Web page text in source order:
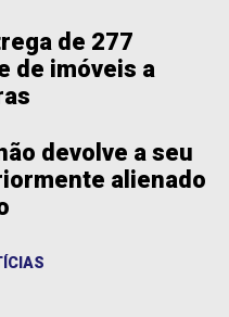
de 277
de imóveis a
devolve a seu
alienado